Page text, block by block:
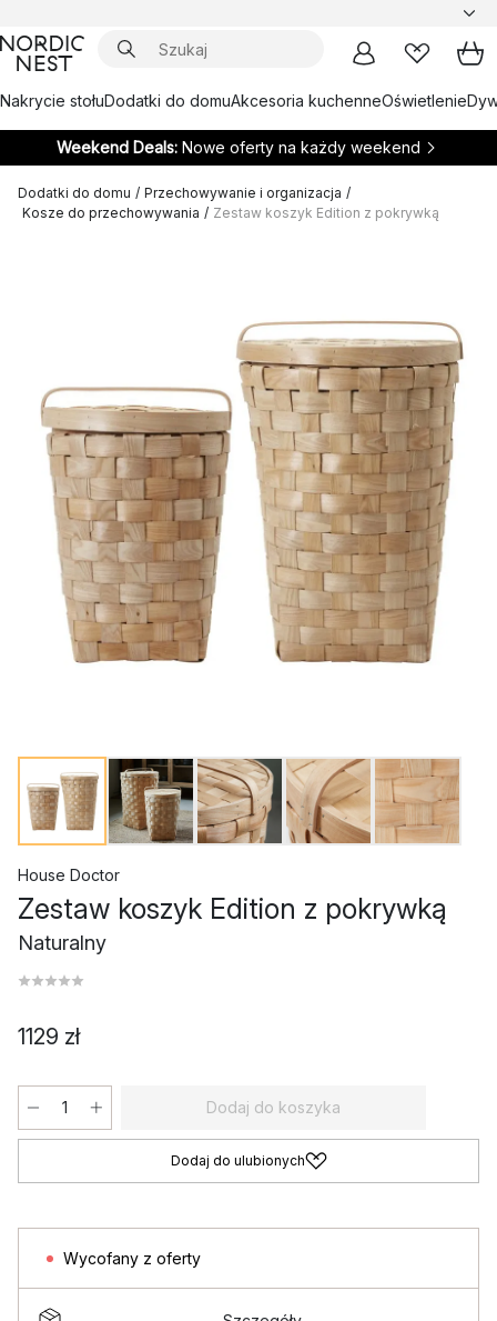
Nakrycie stołuDodatki do domuAkcesoria kuchenneOświetlenie
Weekend Deals: Nowe oferty na każdy weekend
Dodatki do domu / Przechowywanie i organizacja /
Kosze do przechowywania / Zestaw koszyk Edition z pokrywką
House Doctor
Zestaw koszyk Edition z pokrywką
Naturalny
1129 zł
Dodaj do koszyka
Dodaj do ulubionych
Wycofany z oferty